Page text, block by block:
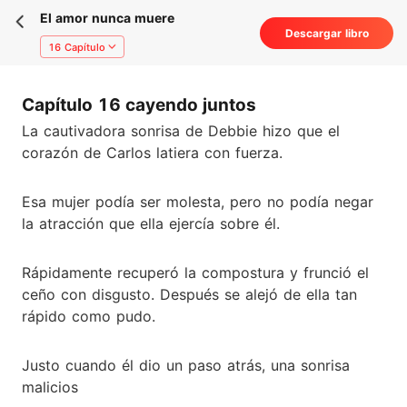
El amor nunca muere
16 Capítulo
Descargar libro
Capítulo 16 cayendo juntos
La cautivadora sonrisa de Debbie hizo que el
corazón de Carlos latiera con fuerza.
Esa mujer podía ser molesta, pero no podía negar
la atracción que ella ejercía sobre él.
Rápidamente recuperó la compostura y frunció el
ceño con disgusto. Después se alejó de ella tan
rápido como pudo.
Justo cuando él dio un paso atrás, una sonrisa
malicios